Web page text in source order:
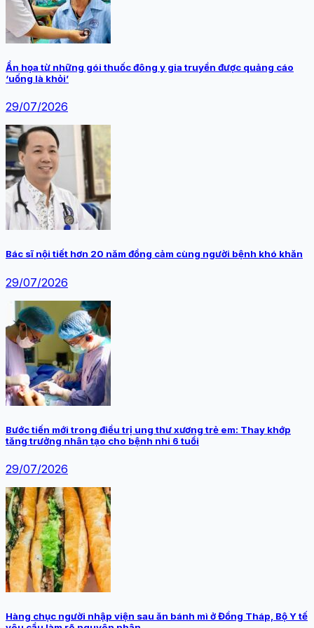
Ẩn họa từ những gói thuốc đông y gia truyền được quảng cáo
‘uống là khỏi’
29/07/2026
Bác sĩ nội tiết hơn 20 năm đồng cảm cùng người bệnh khó khăn
29/07/2026
Bước tiến mới trong điều trị ung thư xương trẻ em: Thay khớp
tăng trưởng nhân tạo cho bệnh nhi 6 tuổi
29/07/2026
Hàng chục người nhập viện sau ăn bánh mì ở Đồng Tháp, Bộ Y tế